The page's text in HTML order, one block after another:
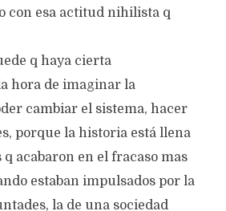
con esa actitud nihilista q
q haya cierta
hora de imaginar la
cambiar el sistema, hacer
porque la historia está llena
q acabaron en el fracaso mas
estaban impulsados por la
la de una sociedad